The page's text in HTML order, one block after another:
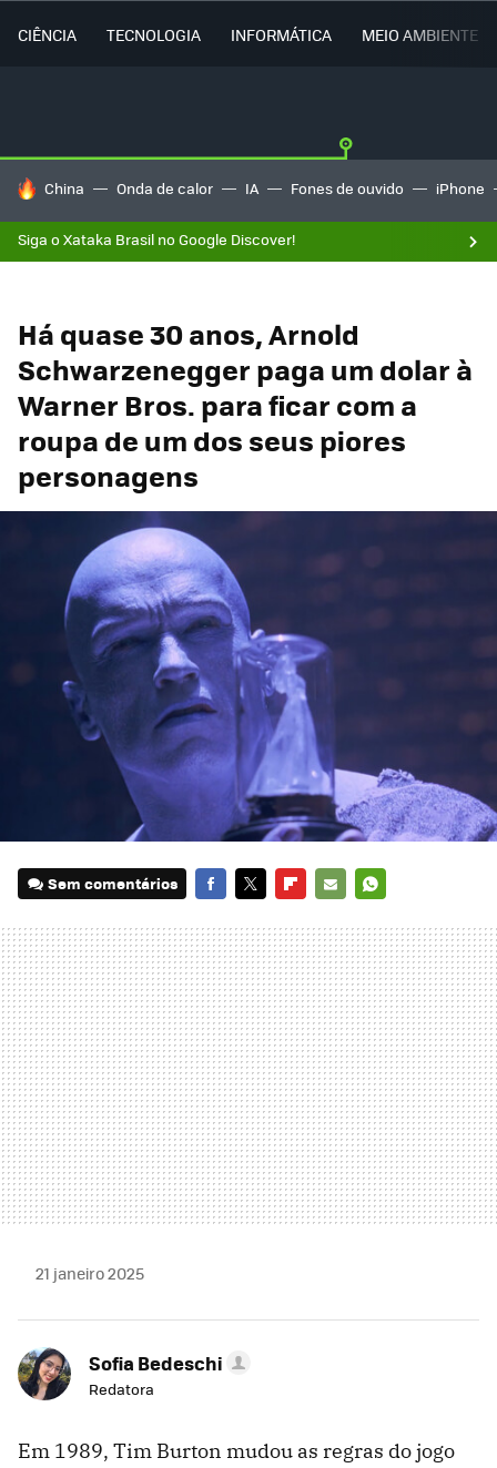
CIÊNCIA TECNOLOGIA INFORMÁTICA MEIO AMBIENTE
TENDÊNCIAS DO DIA
China Onda de calor IA Fones de ouvido iPhone
Siga o Xataka Brasil no Google Discover!
Há quase 30 anos, Arnold
Schwarzenegger paga um dolar à
Warner Bros. para ficar com a
roupa de um dos seus piores
personagens
Sem comentários
MAIL
21 janeiro 2025
Sofia Bedeschi
Redatora
Em 1989, Tim Burton mudou as regras do jogo